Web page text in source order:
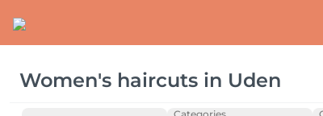
Women's haircuts in Uden